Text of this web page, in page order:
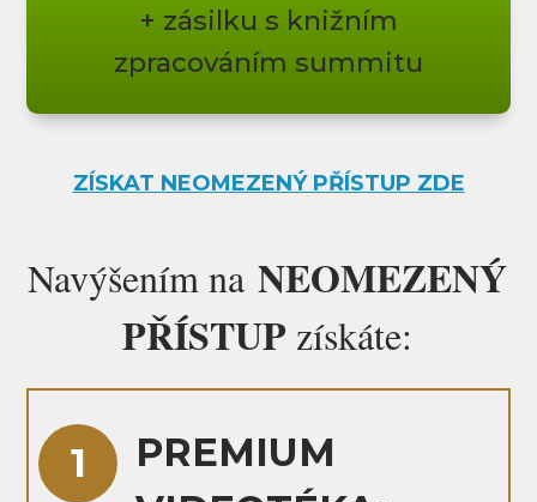
+ zásilku s knižním
zpracováním summitu
ZÍSKAT NEOMEZENÝ PŘÍSTUP ZDE
Navýšením naNEOMEZENÝ
PŘÍSTUP získáte:
1
PREMIUM